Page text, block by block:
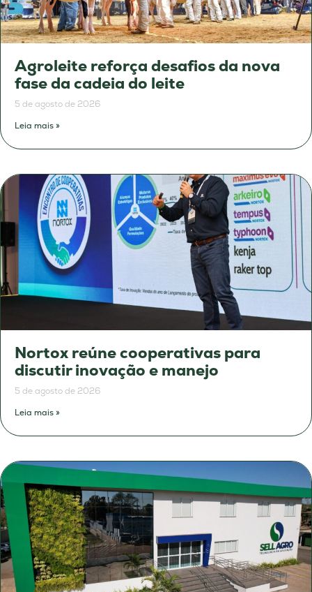
Agroleite reforça desafios da nova
fase da cadeia do leite
5 de agosto de 2026
Leia mais »
Nortox reúne cooperativas para
discutir inovação e manejo
5 de agosto de 2026
Leia mais »